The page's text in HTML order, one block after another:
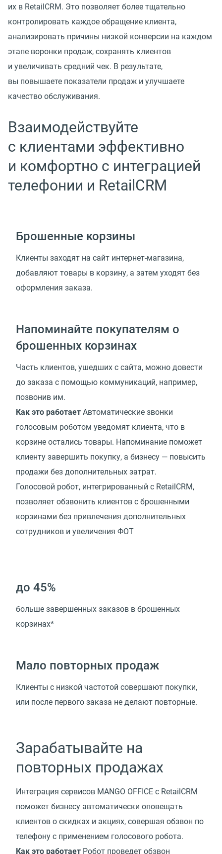
их в RetailCRM. Это позволяет более тщательно
контролировать каждое обращение клиента,
анализировать причины низкой конверсии на каждом
этапе воронки продаж, сохранять клиентов
и увеличивать средний чек. В результате,
вы повышаете показатели продаж и улучшаете
качество обслуживания.
Взаимодействуйте
с клиентами эффективно
и комфортно с интеграцией
телефонии и RetailCRM
Брошенные корзины
Клиенты заходят на сайт интернет-магазина,
добавляют товары в корзину, а затем уходят без
оформления заказа.
Напоминайте покупателям о
брошенных корзинах
Часть клиентов, ушедших с сайта, можно довести
до заказа с помощью коммуникаций, например,
позвонив им.
Как это работает Автоматические звонки
голосовым роботом уведомят клиента, что в
корзине остались товары. Напоминание поможет
клиенту завершить покупку, а бизнесу — повысить
продажи без дополнительных затрат.
Голосовой робот, интегрированный с RetailCRM,
позволяет обзвонить клиентов с брошенными
корзинами без привлечения дополнительных
сотрудников и увеличения ФОТ
до 45%
больше завершенных заказов в брошенных
корзинах*
Мало повторных продаж
Клиенты с низкой частотой совершают покупки,
или после первого заказа не делают повторные.
Зарабатывайте на
повторных продажах
Интеграция сервисов MANGO OFFICE с RetailCRM
поможет бизнесу автоматически оповещать
клиентов о скидках и акциях, совершая обзвон по
телефону с применением голосового робота.
Как это работает Робот проведет обзвон